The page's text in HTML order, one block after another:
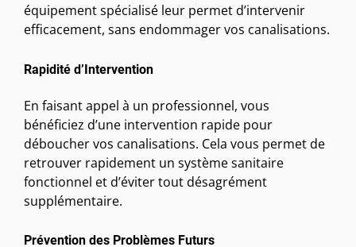
équipement spécialisé leur permet d’intervenir
efficacement, sans endommager vos canalisations.
Rapidité d’Intervention
En faisant appel à un professionnel, vous
bénéficiez d’une intervention rapide pour
déboucher vos canalisations. Cela vous permet de
retrouver rapidement un système sanitaire
fonctionnel et d’éviter tout désagrément
supplémentaire.
Prévention des Problèmes Futurs